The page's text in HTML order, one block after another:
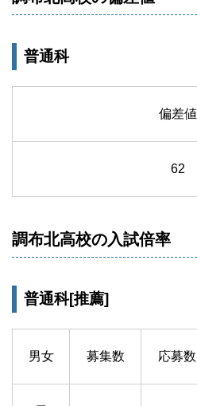
普通科
偏差値
62
調布北高校の入試倍率
普通科[推薦]
男女 募集数 応募数